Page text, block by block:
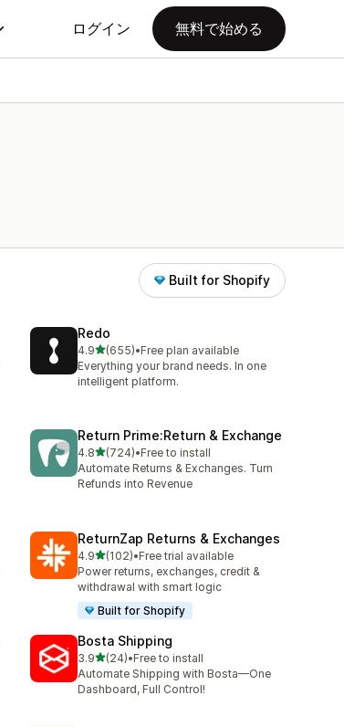
ログイン 無料で始める
Built for Shopify
Redo
4.95つ星中
(655)
合計レビュー数：655件
•Free plan available
Everything your brand needs. In one
intelligent platform.
Return Prime:Return & Exchange
4.85つ星中
(724)
合計レビュー数：724件
•Free to install
Automate Returns & Exchanges. Turn
Refunds into Revenue
ReturnZap Returns & Exchanges
4.95つ星中
(102)
合計レビュー数：102件
•Free trial available
Power returns, exchanges, credit &
withdrawal with smart logic
Built for Shopify
Bosta Shipping
3.95つ星中
(24)
合計レビュー数：24件
•Free to install
Automate Shipping with Bosta—One
Dashboard, Full Control!